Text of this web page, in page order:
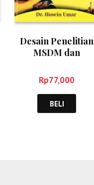
Desain Penelitian
MSDM dan
– Husein Umar
Rp77,000
BELI